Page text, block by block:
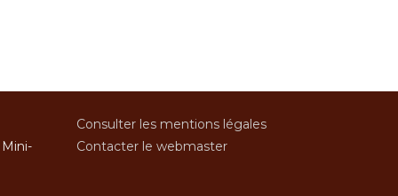
Consulter les mentions légales
Contacter le webmaster